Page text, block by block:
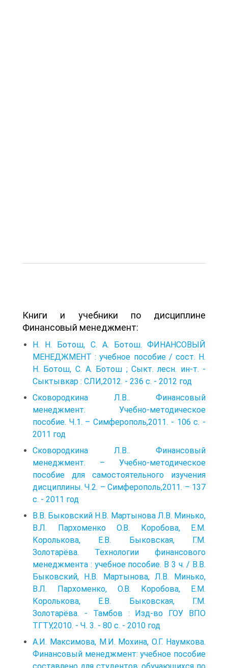
Книги и учебники по дисциплине
Финансовый менеджмент:
Н. Н. Ботош, С. А. Ботош. ФИНАНСОВЫЙ
МЕНЕДЖМЕНТ : учебное пособие / сост. Н.
Н. Ботош, С. А. Ботош ; Сыкт. лесн. ин-т. -
Сыктывкар : СЛИ,2012. - 236 с. - 2012 год
Сковородкина Л.В.. Финансовый
менеджмент. Учебно-методическое
пособие. Ч.1. – Симферополь,2011. - 106 с. -
2011 год
Сковородкина Л.В.. Финансовый
менеджмент. – Учебно-методическое
пособие для самостоятельного изучения
дисциплины. Ч.2. – Симферополь,2011. – 137
с. - 2011 год
В.В. Быковский Н.В. Мартынова Л.В. Минько,
В.Л. Пархоменко О.В. Коробова, Е.М.
Королькова, Е.В. Быковская, Г.М.
Золотарёва. Технологии финансового
менеджмента : учебное пособие. В 3 ч. / В.В.
Быковский, Н.В. Мартынова, Л.В. Минько,
В.Л. Пархоменко, О.В. Коробова, Е.М.
Королькова, Е.В. Быковская, Г.М.
Золотарёва. - Тамбов : Изд-во ГОУ ВПО
ТГТУ,2010. - Ч. 3. - 80 с. - 2010 год
А.И. Максимова, М.И. Мохина, О.Г. Наумкова.
Финансовый менеджмент: учебное пособие